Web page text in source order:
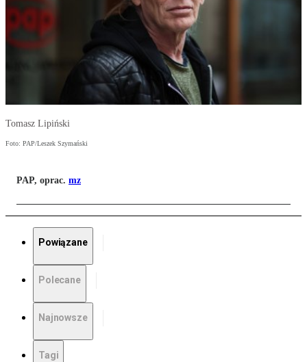
Tomasz Lipiński
Foto: PAP/Leszek Szymański
PAP, oprac. mz
Powiązane
Polecane
Najnowsze
Tagi